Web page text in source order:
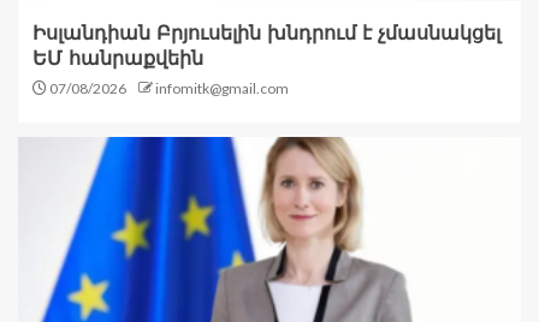
Իսլանդիան Բրյուսելին խնդրում է չմասնակցել
ԵՄ հանրաքվեին
07/08/2026 infomitk@gmail.com